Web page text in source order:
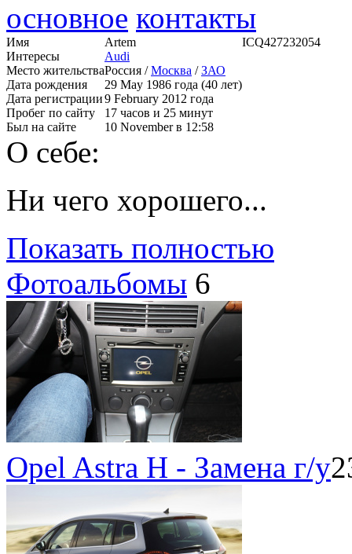
основное контакты
Имя
Artem
Интересы
Audi
Место жительстваРоссия /Москва /ЗАО
Дата рождения
29 May 1986 года (40 лет)
Дата регистрации9 February 2012 года
Пробег по сайту
17 часов и 25 минут
Был на сайте
10 November в 12:58
ICQ427232054
О себе:
Ни чего хорошего...
Показать полностью
Фотоальбомы 6
Opel Astra H - Замена г/у